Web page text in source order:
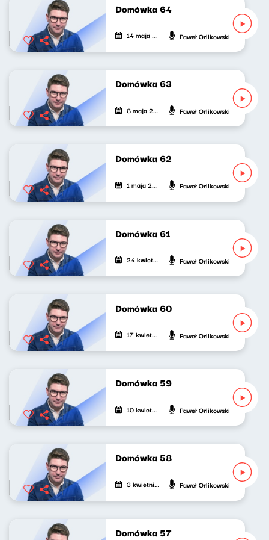
Domówka 64
14 maja 2022 Paweł Orlikowski
Domówka 63
8 maja 2022 Paweł Orlikowski
Domówka 62
1 maja 2022 Paweł Orlikowski
Domówka 61
24 kwietnia 2022 Paweł Orlikowski
Domówka 60
17 kwietnia 2022 Paweł Orlikowski
Domówka 59
10 kwietnia 2022 Paweł Orlikowski
Domówka 58
3 kwietnia 2022 Paweł Orlikowski
Domówka 57